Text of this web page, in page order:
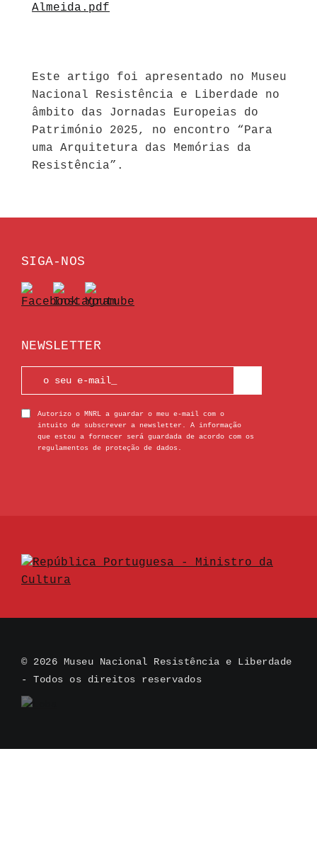
Almeida.pdf
Este artigo foi apresentado no Museu
Nacional Resistência e Liberdade no
âmbito das Jornadas Europeias do
Património 2025, no encontro “Para
uma Arquitetura das Memórias da
Resistência”.
SIGA-NOS
NEWSLETTER
Autorizo o MNRL a guardar o meu e-mail com o
intuito de subscrever a newsletter. A informação
que estou a fornecer será guardada de acordo com os
regulamentos de proteção de dados.
© 2026 Museu Nacional Resistência e Liberdade
- Todos os direitos reservados